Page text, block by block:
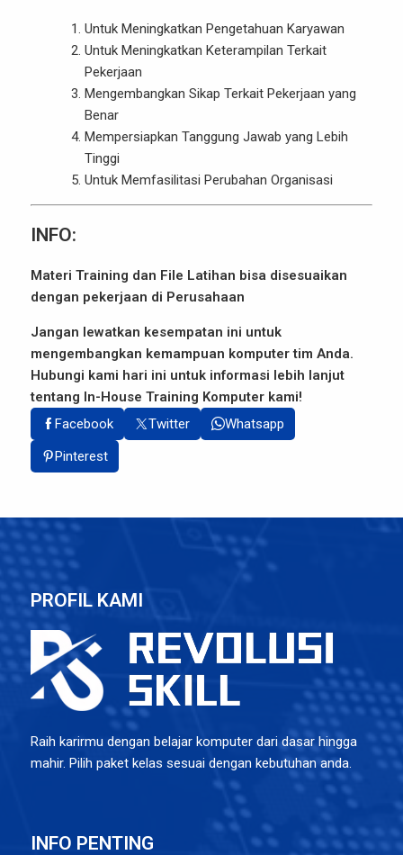
Untuk Meningkatkan Pengetahuan Karyawan
Untuk Meningkatkan Keterampilan Terkait
Pekerjaan
Mengembangkan Sikap Terkait Pekerjaan yang
Benar
Mempersiapkan Tanggung Jawab yang Lebih
Tinggi
Untuk Memfasilitasi Perubahan Organisasi
INFO:
Materi Training dan File Latihan bisa disesuaikan
dengan pekerjaan di Perusahaan
Jangan lewatkan kesempatan ini untuk
mengembangkan kemampuan komputer tim Anda.
Hubungi kami hari ini untuk informasi lebih lanjut
tentang In-House Training Komputer kami!
Facebook
Twitter
Whatsapp
Pinterest
PROFIL KAMI
Raih karirmu dengan belajar komputer dari dasar hingga
mahir. Pilih paket kelas sesuai dengan kebutuhan anda.
INFO PENTING